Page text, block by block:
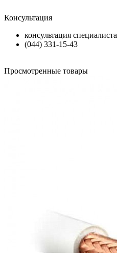
Консультация
консультация специалиста
(044) 331-15-43
Просмотренные товары